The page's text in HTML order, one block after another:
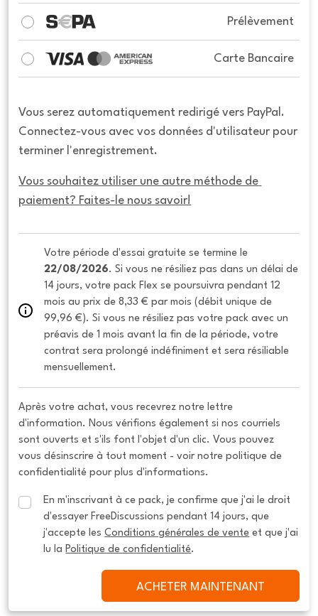
Prélèvement
Carte Bancaire
Vous serez automatiquement redirigé vers PayPal.
Connectez-vous avec vos données d'utilisateur pour
terminer l'enregistrement.
Vous souhaitez utiliser une autre méthode de
paiement? Faites-le nous savoir!
22/08/2026. Si vous ne résiliez pas dans un délai de
14 jours, votre pack Flex se poursuivra pendant 12
mois au prix de 8,33 € par mois (débit unique de
99,96 €). Si vous ne résiliez pas votre pack avec un
préavis de 1 mois avant la fin de la période, votre
contrat sera prolongé indéfiniment et sera résiliable
mensuellement.
Après votre achat, vous recevrez notre lettre
d'information. Nous vérifions également si nos courriels
sont ouverts et s'ils font l'objet d'un clic. Vous pouvez
vous désinscrire à tout moment - voir notre politique de
confidentialité pour plus d'informations.
En m'inscrivant à ce pack, je confirme que j'ai le droit
d'essayer FreeDiscussions pendant 14 jours, que
j'accepte les Conditions générales de vente et que j'ai
lu la Politique de confidentialité.
ACHETER MAINTENANT